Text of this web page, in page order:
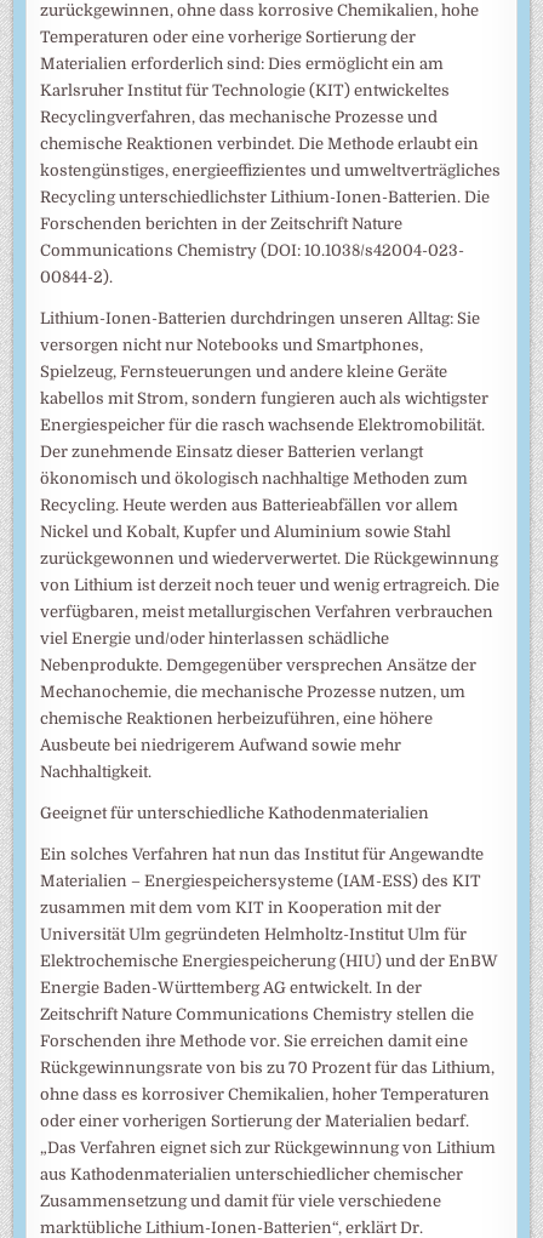
zurückgewinnen, ohne dass korrosive Chemikalien, hohe
Temperaturen oder eine vorherige Sortierung der
Materialien erforderlich sind: Dies ermöglicht ein am
Karlsruher Institut für Technologie (KIT) entwickeltes
Recyclingverfahren, das mechanische Prozesse und
chemische Reaktionen verbindet. Die Methode erlaubt ein
kostengünstiges, energieeffizientes und umweltverträgliches
Recycling unterschiedlichster Lithium-Ionen-Batterien. Die
Forschenden berichten in der Zeitschrift Nature
Communications Chemistry (DOI: 10.1038/s42004-023-
00844-2).
Lithium-Ionen-Batterien durchdringen unseren Alltag: Sie
versorgen nicht nur Notebooks und Smartphones,
Spielzeug, Fernsteuerungen und andere kleine Geräte
kabellos mit Strom, sondern fungieren auch als wichtigster
Energiespeicher für die rasch wachsende Elektromobilität.
Der zunehmende Einsatz dieser Batterien verlangt
ökonomisch und ökologisch nachhaltige Methoden zum
Recycling. Heute werden aus Batterieabfällen vor allem
Nickel und Kobalt, Kupfer und Aluminium sowie Stahl
zurückgewonnen und wiederverwertet. Die Rückgewinnung
von Lithium ist derzeit noch teuer und wenig ertragreich. Die
verfügbaren, meist metallurgischen Verfahren verbrauchen
viel Energie und/oder hinterlassen schädliche
Nebenprodukte. Demgegenüber versprechen Ansätze der
Mechanochemie, die mechanische Prozesse nutzen, um
chemische Reaktionen herbeizuführen, eine höhere
Ausbeute bei niedrigerem Aufwand sowie mehr
Nachhaltigkeit.
Geeignet für unterschiedliche Kathodenmaterialien
Ein solches Verfahren hat nun das Institut für Angewandte
Materialien – Energiespeichersysteme (IAM-ESS) des KIT
zusammen mit dem vom KIT in Kooperation mit der
Universität Ulm gegründeten Helmholtz-Institut Ulm für
Elektrochemische Energiespeicherung (HIU) und der EnBW
Energie Baden-Württemberg AG entwickelt. In der
Zeitschrift Nature Communications Chemistry stellen die
Forschenden ihre Methode vor. Sie erreichen damit eine
Rückgewinnungsrate von bis zu 70 Prozent für das Lithium,
ohne dass es korrosiver Chemikalien, hoher Temperaturen
oder einer vorherigen Sortierung der Materialien bedarf.
„Das Verfahren eignet sich zur Rückgewinnung von Lithium
aus Kathodenmaterialien unterschiedlicher chemischer
Zusammensetzung und damit für viele verschiedene
marktübliche Lithium-Ionen-Batterien“, erklärt Dr.